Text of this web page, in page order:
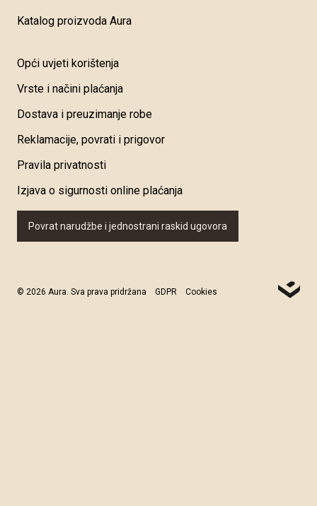
Katalog proizvoda Aura
Opći uvjeti korištenja
Vrste i načini plaćanja
Dostava i preuzimanje robe
Reklamacije, povrati i prigovor
Pravila privatnosti
Izjava o sigurnosti online plaćanja
Povrat narudžbe i jednostrani raskid ugovora
© 2026 Aura. Sva prava pridržana GDPR Cookies